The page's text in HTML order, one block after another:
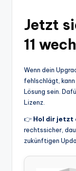
Jetzt
11
Wenn dein
fehlschlägt,
Lösung sein.
Lizenz.
👉 Hol dir jetzt
rechtssicher,
zukünftigen